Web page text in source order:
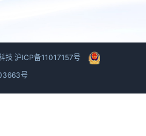
技 沪ICP备11017157号
号